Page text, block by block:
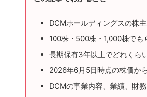
DCMホールディングスの株
100株・500株・1,000株でも
長期保有3年以上でどれくら
2026年6月5日時点の株価か
DCMの事業内容、業績、財